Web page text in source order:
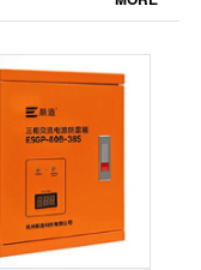
造防雷